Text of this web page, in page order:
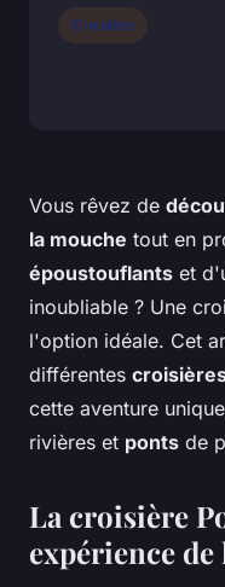
Vous rêvez de
la mouche tout en
époustouflants et
inoubliable ? Une
l'option idéale. Cet
différentes
cette aventure
rivières et ponts de
La croisière
expérience de
Croisière